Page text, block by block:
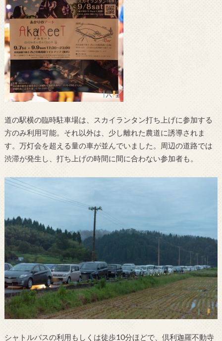
道の駅横の臨時駐車場は、スカイランタン打ち上げに参加する
方のみ利用可能。それ以外は、少し離れた農道に誘導されま
す。万灯会を超える量の車が並んでいました。周辺の道路では
渋滞が発生し、打ち上げの時間に間に合わない参加者も。
シャトルバスの利用もしくは徒歩10分ほどで、倶利迦羅不動寺